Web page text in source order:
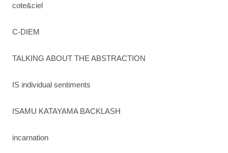
cote&ciel
C-DIEM
TALKING ABOUT THE ABSTRACTION
IS individual sentiments
ISAMU KATAYAMA BACKLASH
incarnation